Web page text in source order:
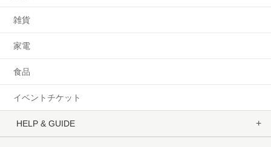
雑貨
家電
食品
イベントチケット
HELP & GUIDE